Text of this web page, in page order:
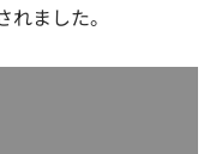
ました。